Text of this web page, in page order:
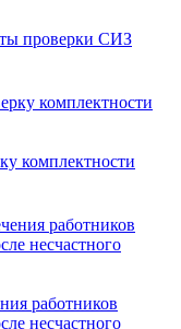
проверки СИЗ
комплектности
работников
несчастного